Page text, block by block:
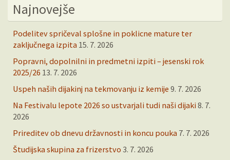
Najnovejše
Podelitev spričeval splošne in poklicne mature ter
zaključnega izpita 15. 7. 2026
Popravni, dopolnilni in predmetni izpiti – jesenski rok
2025/26 13. 7. 2026
Uspeh naših dijakinj na tekmovanju iz kemije 9. 7. 2026
Na Festivalu lepote 2026 so ustvarjali tudi naši dijaki 8. 7.
2026
Prireditev ob dnevu državnosti in koncu pouka 7. 7. 2026
Študijska skupina za frizerstvo 3. 7. 2026